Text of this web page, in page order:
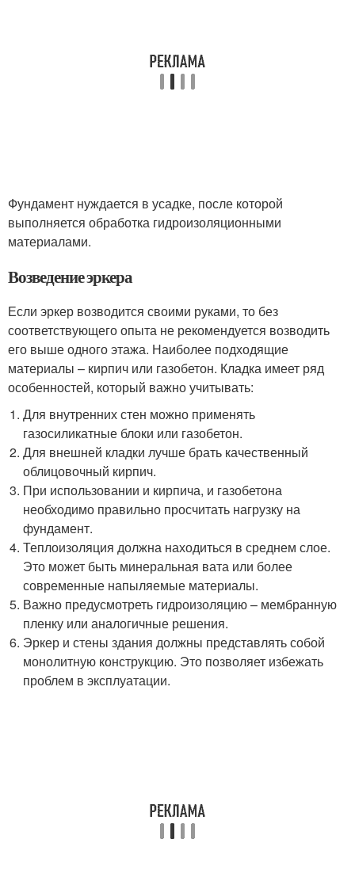
Фундамент нуждается в усадке, после которой
выполняется обработка гидроизоляционными
материалами.
Возведение эркера
Если эркер возводится своими руками, то без
соответствующего опыта не рекомендуется возводить
его выше одного этажа. Наиболее подходящие
материалы – кирпич или газобетон. Кладка имеет ряд
особенностей, который важно учитывать:
Для внутренних стен можно применять
газосиликатные блоки или газобетон.
Для внешней кладки лучше брать качественный
облицовочный кирпич.
При использовании и кирпича, и газобетона
необходимо правильно просчитать нагрузку на
фундамент.
Теплоизоляция должна находиться в среднем слое.
Это может быть минеральная вата или более
современные напыляемые материалы.
Важно предусмотреть гидроизоляцию – мембранную
пленку или аналогичные решения.
Эркер и стены здания должны представлять собой
монолитную конструкцию. Это позволяет избежать
проблем в эксплуатации.